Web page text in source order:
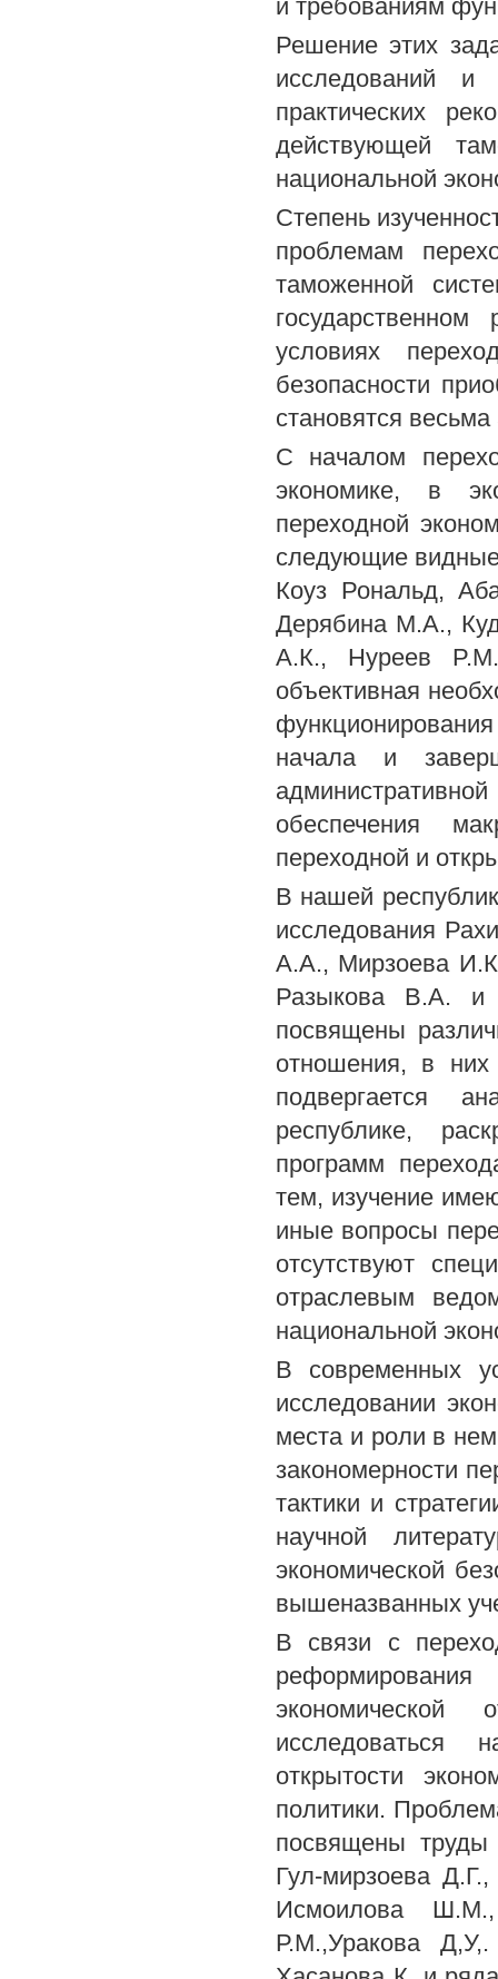
и требованиям
Решение этих
исследований и
практических
действующей
национальной
Степень
проблемам
таможенной
государственном
условиях
безопасности
становятся
С началом
экономике, в
переходной
следующие
Коуз Рональд,
Дерябина М.А.,
А.К., Нуреев
объективная
начала и
обеспечения
переходной и
В нашей
исследования
A.A., Мирзоева
Разыкова В.А. и
посвящены
отношения, в них
подвергается
республике,
программ
тем, изучение
иные вопросы
отсутствуют
отраслевым
национальной
В современных
исследовании
места и роли в
закономерности
тактики и
научной
экономической
вышеназванных
В связи с
экономической
исследоваться
открытости
политики.
посвящены
Гул-мирзоева
Исмоилова
Р.М.,Уракова